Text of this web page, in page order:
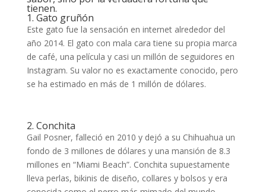
tienen.
1. Gato gruñón
Este gato fue la sensación en internet alrededor del
año 2014. El gato con mala cara tiene su propia marca
de café, una película y casi un millón de seguidores en
Instagram. Su valor no es exactamente conocido, pero
se ha estimado en más de 1 millón de dólares.
2. Conchita
Gail Posner, falleció en 2010 y dejó a su Chihuahua un
fondo de 3 millones de dólares y una mansión de 8.3
millones en “Miami Beach”. Conchita supuestamente
lleva perlas, bikinis de diseño, collares y bolsos y era